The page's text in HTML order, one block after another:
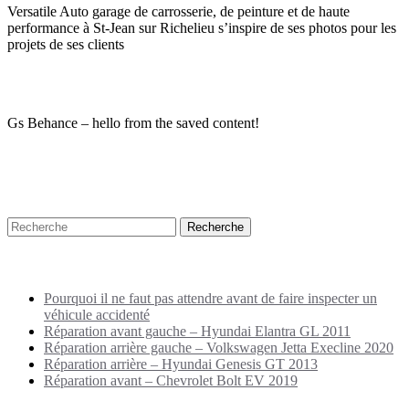
Versatile Auto garage de carrosserie, de peinture et de haute
performance à St-Jean sur Richelieu s’inspire de ses photos pour les
projets de ses clients
Gs Behance – hello from the saved content!
Pourquoi il ne faut pas attendre avant de faire inspecter un
véhicule accidenté
Réparation avant gauche – Hyundai Elantra GL 2011
Réparation arrière gauche – Volkswagen Jetta Execline 2020
Réparation arrière – Hyundai Genesis GT 2013
Réparation avant – Chevrolet Bolt EV 2019